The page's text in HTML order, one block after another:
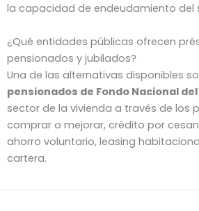
la capacidad de endeudamiento del
¿Qué entidades públicas ofrecen
pensionados y jubilados?
Una de las alternativas disponibles
pensionados de Fondo Nacional
sector de la vivienda a través de los
comprar o mejorar, crédito por
ahorro voluntario, leasing
cartera.